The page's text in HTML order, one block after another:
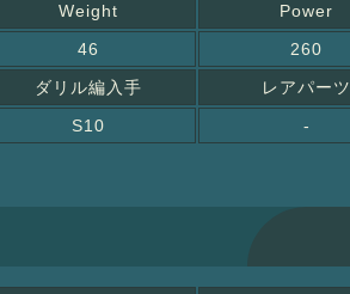
Weight
Power
46
260
ダリル編入手
レアパーツ
S10 -